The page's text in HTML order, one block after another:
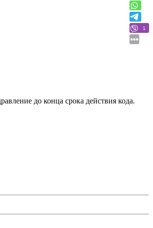
до конца срока действия кода.
1